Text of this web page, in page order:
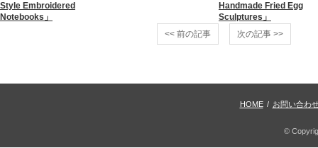
Style Embroidered
Notebooks」
Handmade Fried Egg
Sculptures」
<< 前の記事
次の記事 >>
HOME / お問い合わ
©